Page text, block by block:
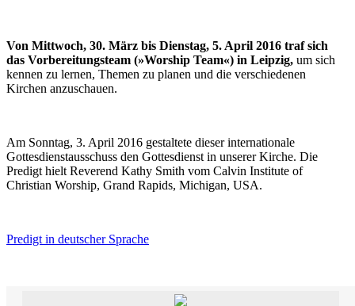
Von Mittwoch, 30. März bis Dienstag, 5. April 2016 traf sich
das Vorbereitungsteam (»Worship Team«) in Leipzig, um sich
kennen zu lernen, Themen zu planen und die verschiedenen
Kirchen anzuschauen.
Am Sonntag, 3. April 2016 gestaltete dieser internationale
Gottesdienstausschuss den Gottesdienst in unserer Kirche. Die
Predigt hielt Reverend Kathy Smith vom Calvin Institute of
Christian Worship, Grand Rapids, Michigan, USA.
Predigt in deutscher Sprache